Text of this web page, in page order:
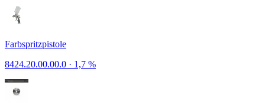
Farbspritzpistole
8424.20.00.00.0 · 1,7 %